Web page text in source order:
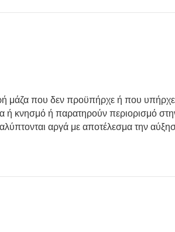
μάζα που δεν προϋπήρχε ή που υπήρχε
κνησμό ή παρατηρούν περιορισμό
αργά με αποτέλεσμα την